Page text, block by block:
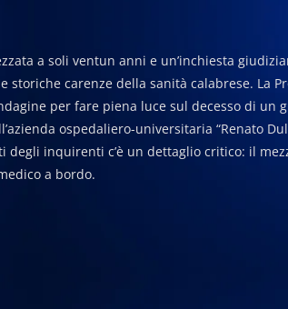
a soli ventun anni e un’inchiesta
storiche carenze della sanità calabrese. La
per fare piena luce sul decesso di
ospedaliero-universitaria “Renato
degli inquirenti c’è un dettaglio critico: il
a bordo.